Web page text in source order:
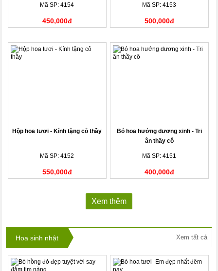
Mã SP: 4154
450,000đ
Mã SP: 4153
500,000đ
Hộp hoa tươi - Kính tặng cô thầy
Mã SP: 4152
550,000đ
Bó hoa hướng dương xinh - Tri
ân thầy cô
Mã SP: 4151
400,000đ
Xem thêm
Hoa sinh nhật Xem tất cả